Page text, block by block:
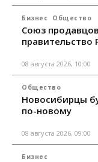
Бизнес Общество
Союз
правительство
08 августа 2026, 10:00
Общество
Новосибирцы
по-новому
08 августа 2026, 09:00
Бизнес